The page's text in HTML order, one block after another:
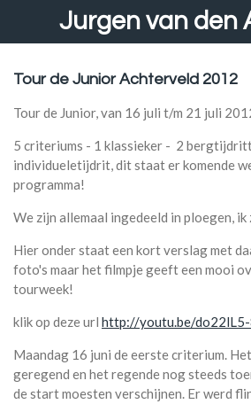
de
Jurgen van den
Tour de Junior Achterveld 2012
Tour de Junior, van 16 juli t/m 21 juli
5 criteriums - 1 klassieker - 2
individueletijdrit, dit staat er komende
programma!
We zijn allemaal ingedeeld in ploegen,
Hier onder staat een kort verslag met
foto's maar het filmpje geeft een mooi
tourweek!
klik op deze url http://youtu.be/
Maandag 16 juni de eerste criterium.
geregend en het regende nog steeds
de start moesten verschijnen. Er werd